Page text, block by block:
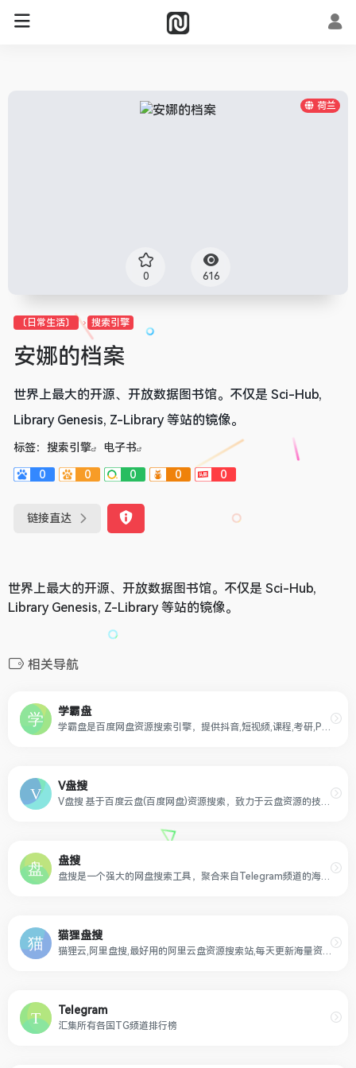
荷兰
0 616
〔日常生活〕 搜索引擎
安娜的档案
世界上最大的开源、开放数据图书馆。不仅是 Sci-Hub,
Library Genesis, Z-Library 等站的镜像。
标签： 搜索引擎 电子书
0 0 0 0 0
链接直达
世界上最大的开源、开放数据图书馆。不仅是 Sci-Hub,
Library Genesis, Z-Library 等站的镜像。
相关导航
学霸盘
学霸盘是百度网盘资源搜索引擎，提供抖音,短视频,课程,考研,PPT模板,电子书,会计,计算机等热门资源，实时检查无效资源，帮您更快捷的获取网盘资源下载信息。
V盘搜
V盘搜 基于百度云盘(百度网盘)资源搜索，致力于云盘资源的技术收集和整理，千万级的大数据量,每天都会更新收录大量视频,种子,小说,壁纸,音乐等优质网盘资源,各种百度网盘资源你懂的,让您一网打尽所有网盘资源。
盘搜
盘搜是一个强大的网盘搜索工具，聚合来自Telegram频道的海量资源，支持115、百度云、阿里云盘等主流网盘。快速、精准地找到您需要的电影、音乐、游戏、学习资料等。
猫狸盘搜
猫狸云,阿里盘搜,最好用的阿里云盘资源搜索站,每天更新海量资源,失效资源实时删除
Telegram
汇集所有各国TG频道排行榜